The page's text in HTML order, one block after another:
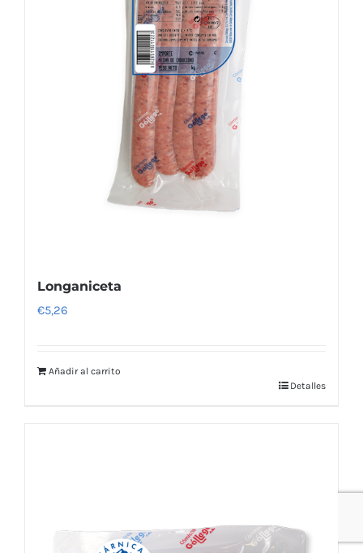
Longaniceta
€5,26
Añadir al carrito
Detalles